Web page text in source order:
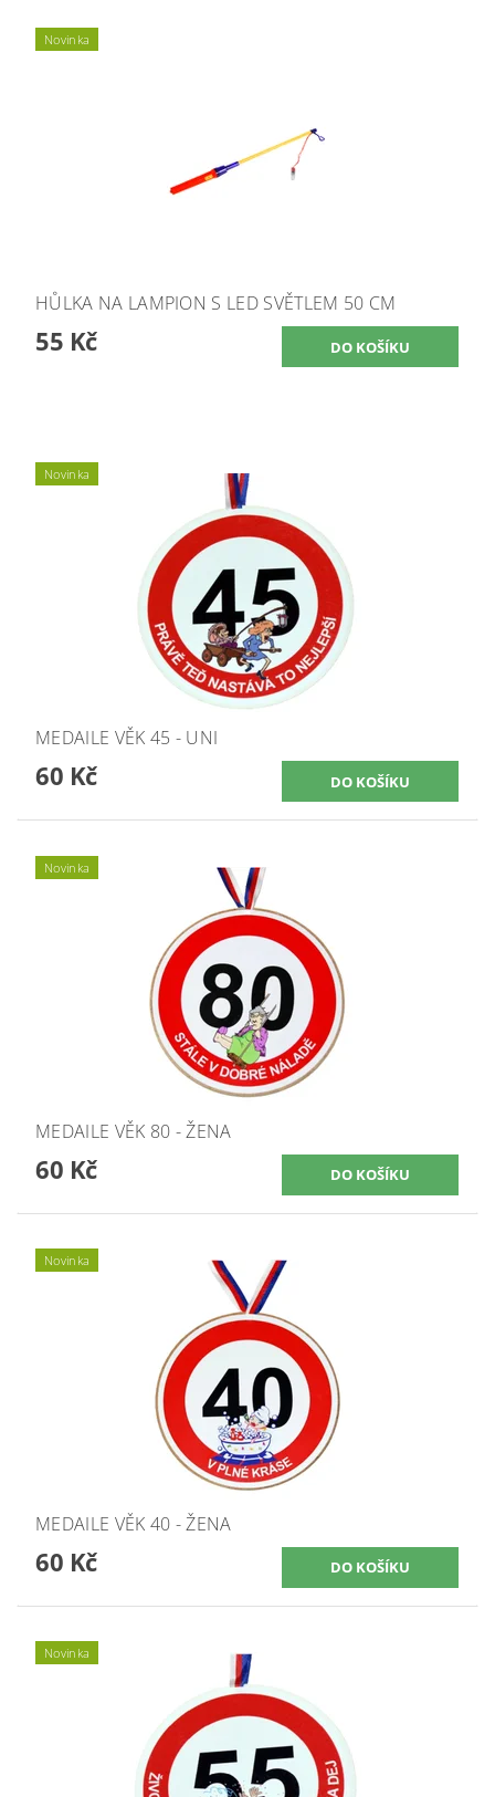
Novinka
HŮLKA NA LAMPION S LED SVĚTLEM 50 CM
55 Kč
Novinka
MEDAILE VĚK 45 - UNI
60 Kč
Novinka
MEDAILE VĚK 80 - ŽENA
60 Kč
Novinka
MEDAILE VĚK 40 - ŽENA
60 Kč
Novinka